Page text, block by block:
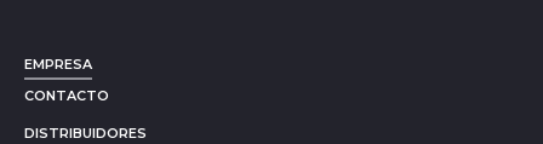
EMPRESA
CONTACTO
DISTRIBUIDORES